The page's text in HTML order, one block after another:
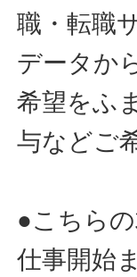
職・転職
データか
希望をふ
与などご
●こちら
仕事開始